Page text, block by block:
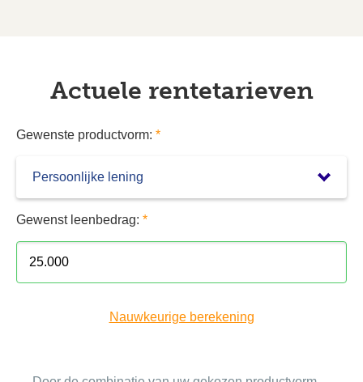
Actuele rentetarieven
Gewenste productvorm: *
Gewenst leenbedrag: *
Nauwkeurige berekening